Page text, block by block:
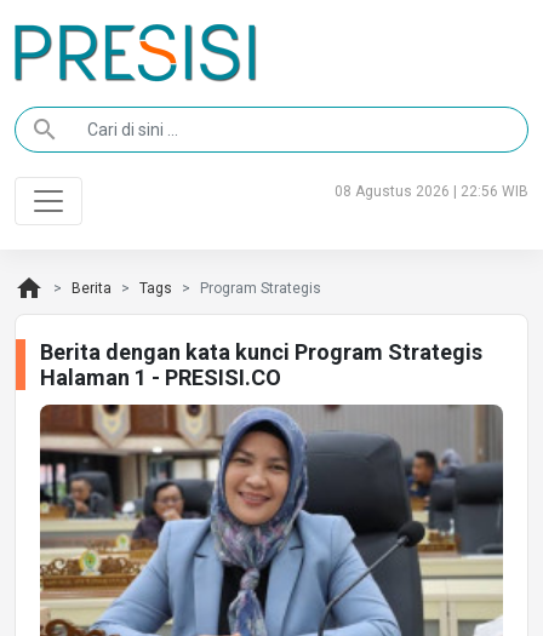
search
08 Agustus 2026 | 22:56 WIB
home Berita Tags Program Strategis
Berita dengan kata kunci Program Strategis
Halaman 1 - PRESISI.CO